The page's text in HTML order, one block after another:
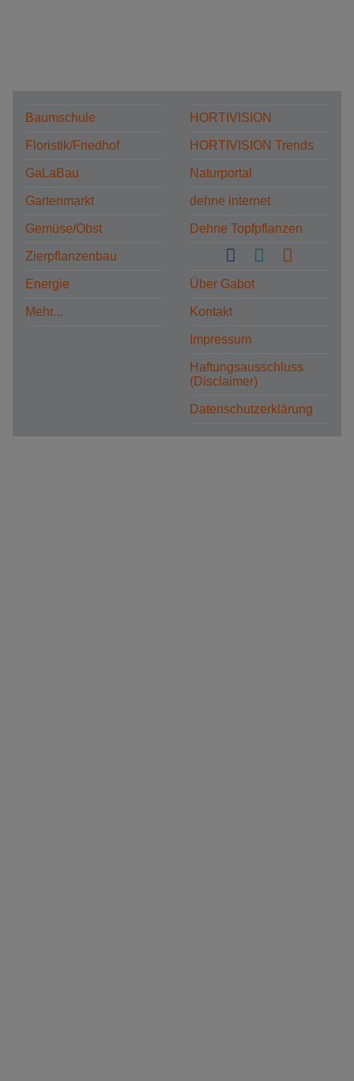
Baumschule
Floristik/Friedhof
GaLaBau
Gartenmarkt
Gemüse/Obst
Zierpflanzenbau
Energie
Mehr...
HORTIVISION
HORTIVISION Trends
Naturportal
dehne internet
Dehne Topfpflanzen
Über Gabot
Kontakt
Impressum
Haftungsausschluss
(Disclaimer)
Datenschutzerklärung